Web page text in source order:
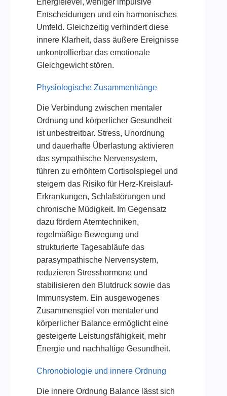
Energielevel, weniger impulsive
Entscheidungen und ein harmonisches
Umfeld. Gleichzeitig verhindert diese
innere Klarheit, dass äußere Ereignisse
unkontrollierbar das emotionale
Gleichgewicht stören.
Physiologische Zusammenhänge
Die Verbindung zwischen mentaler
Ordnung und körperlicher Gesundheit
ist unbestreitbar. Stress, Unordnung
und dauerhafte Überlastung aktivieren
das sympathische Nervensystem,
führen zu erhöhtem Cortisolspiegel und
steigern das Risiko für Herz-Kreislauf-
Erkrankungen, Schlafstörungen und
chronische Müdigkeit. Im Gegensatz
dazu fördern Atemtechniken,
regelmäßige Bewegung und
strukturierte Tagesabläufe das
parasympathische Nervensystem,
reduzieren Stresshormone und
stabilisieren den Blutdruck sowie das
Immunsystem. Ein ausgewogenes
Zusammenspiel von mentaler und
körperlicher Balance ermöglicht eine
gesteigerte Leistungsfähigkeit, mehr
Energie und nachhaltige Gesundheit.
Chronobiologie und innere Ordnung
Die innere Ordnung Balance lässt sich